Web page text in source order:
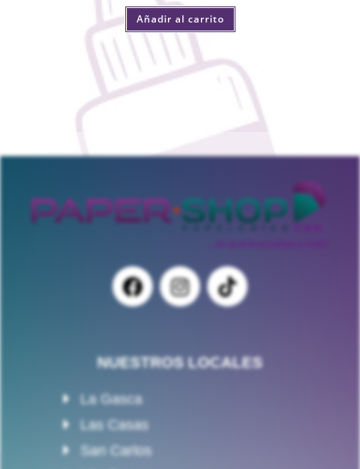
Añadir al carrito
NUESTROS LOCALES
La Gasca
Las Casas
San Carlos